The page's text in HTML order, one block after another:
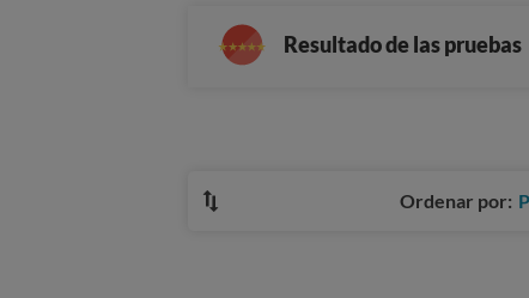
Resultado de las pruebas
Ordenar por: